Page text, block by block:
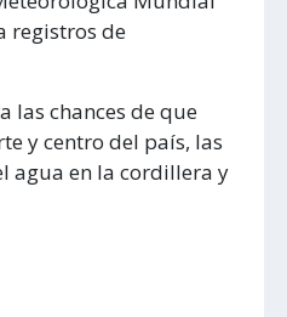
registros de
las chances de que
y centro del país, las
agua en la cordillera y